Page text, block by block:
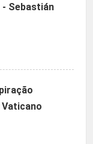
- Sebastián